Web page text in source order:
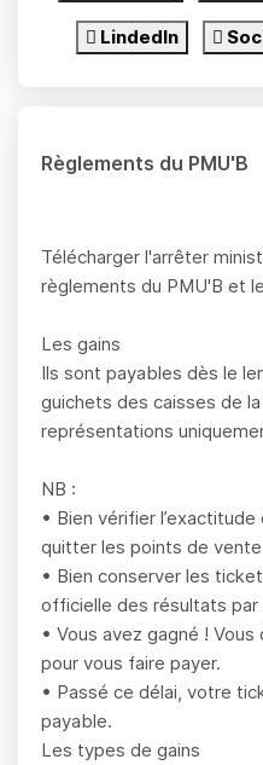
LindedIn
Règlements du PMU'B
Télécharger l'arrêter
règlements du PMU'B et
Les gains
Ils sont payables dès le
guichets des caisses de
représentations
NB :
• Bien vérifier
quitter les points de
• Bien conserver les
officielle des résultats par
• Vous avez gagné !
pour vous faire payer.
• Passé ce délai, votre
payable.
Les types de gains